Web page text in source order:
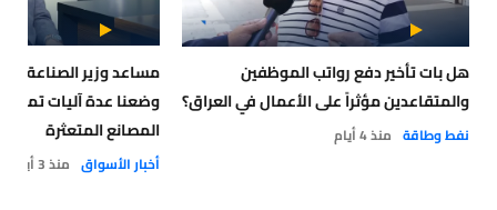
هل بات تأخير دفع رواتب الموظفين
والمتقاعدين مؤثراً على الأعمال في العراق؟
نفط وطاقة منذ 4 أيام
وضعنا عدة آليات
المصانع المتعثرة
أخبار الأسواق منذ 3 أيام